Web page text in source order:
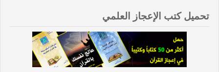
تحميل كتب الإعجاز العلمي